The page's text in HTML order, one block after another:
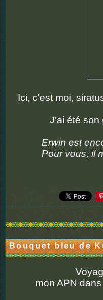
Ici, c'est moi,
J'ai été son
Erwin est
Pour vous, il
Bouquet bleu de
mon APN